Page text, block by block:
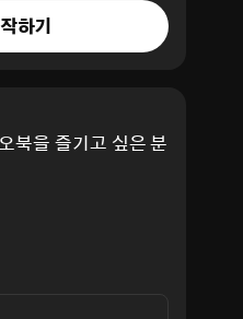
하기
북을 즐기고 싶은 분